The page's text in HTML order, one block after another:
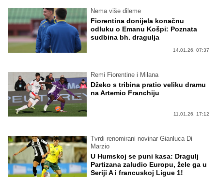
Nema više dileme
Fiorentina donijela konačnu
odluku o Emanu Košpi: Poznata
sudbina bh. dragulja
14.01.26. 07:37
Remi Fiorentine i Milana
Džeko s tribina pratio veliku dramu
na Artemio Franchiju
11.01.26. 17:12
Tvrdi renomirani novinar Gianluca Di
Marzio
U Humskoj se puni kasa: Dragulj
Partizana zaludio Europu, žele ga u
Seriji A i francuskoj Ligue 1!